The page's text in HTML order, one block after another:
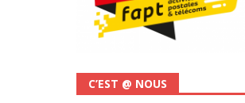
C’EST @ NOUS